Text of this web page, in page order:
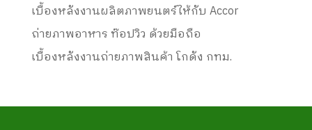
เบื้องหลังงานผลิตภาพยนตร์ให้กับ Accor
ถ่ายภาพอาหาร ท๊อปวิว ด้วยมือถือ
เบื้องหลังงานถ่ายภาพสินค้า โกดัง กทม.